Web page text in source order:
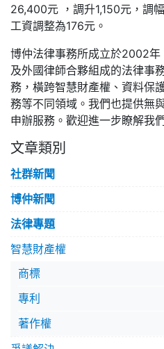
26,400元 ，調升1,150元，調
工資調整為176元。
博仲法律事務所成立於2002
及外國律師合夥組成的法律事
務，橫跨智慧財產權、資料保
務等不同領域。我們也提供無
申辦服務。歡迎進一步瞭解我
文章類別
社群新聞
博仲新聞
法律專題
智慧財產權
商標
專利
著作權